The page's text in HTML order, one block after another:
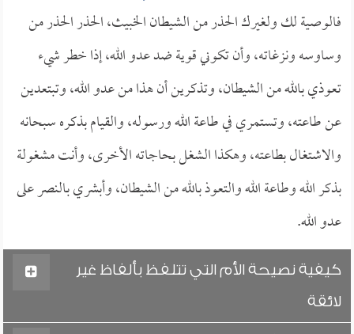
فالوصية لك ولغيرك الحذر من الشيطان الخبيث، الحذر الحذر من
وساوسه ونزغاته، وأن تكوني قوية ضد عدو الله، إذا خطر شيء
تعوذي بالله من الشيطان، وتذكرين أن هذا من عدو الله، وتبتعدين
عن طاعته، وتستمري في طاعة الله ورسوله، والقيام بذكره سبحانه
والاشتغال بطاعته، وهكذا الشغل بحاجاته الأخرى، وأنت مشغولة
بذكر الله وطاعة الله والتعوذ بالله من الشيطان، وأبشري بالنصر على
عدو الله.
كيفية نصيحة الأم التي تتلفظ بألفاظ غير
لائقة